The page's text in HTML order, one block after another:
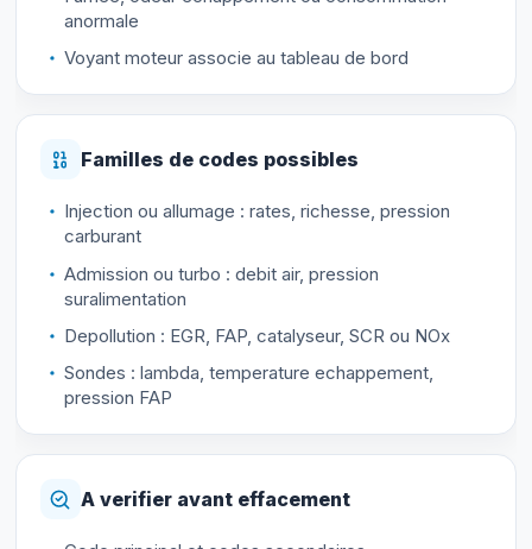
anormale
Voyant moteur associe au tableau de bord
Familles de codes possibles
Injection ou allumage : rates, richesse, pression
carburant
Admission ou turbo : debit air, pression
suralimentation
Depollution : EGR, FAP, catalyseur, SCR ou NOx
Sondes : lambda, temperature echappement,
pression FAP
A verifier avant effacement